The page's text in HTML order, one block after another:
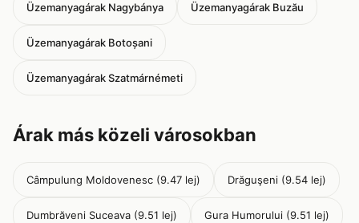
Üzemanyagárak Nagybánya Üzemanyagárak Buzău
Üzemanyagárak Botoșani
Üzemanyagárak Szatmárnémeti
Árak más közeli városokban
Câmpulung Moldovenesc (9.47 lej) Drăguşeni (9.54 lej)
Dumbrăveni Suceava (9.51 lej) Gura Humorului (9.51 lej)